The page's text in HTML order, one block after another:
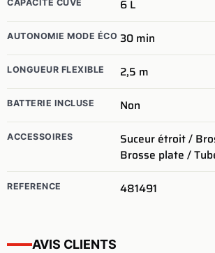
CAPACITÉ CUVE 6 L
AUTONOMIE MODE ÉCO 30 min
LONGUEUR FLEXIBLE 2,5 m
BATTERIE INCLUSE Non
ACCESSOIRES
Suceur étroit /
Brosse plate /
REFERENCE 481491
AVIS CLIENTS